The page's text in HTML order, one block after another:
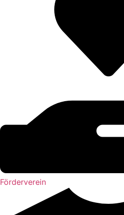
Förderverein